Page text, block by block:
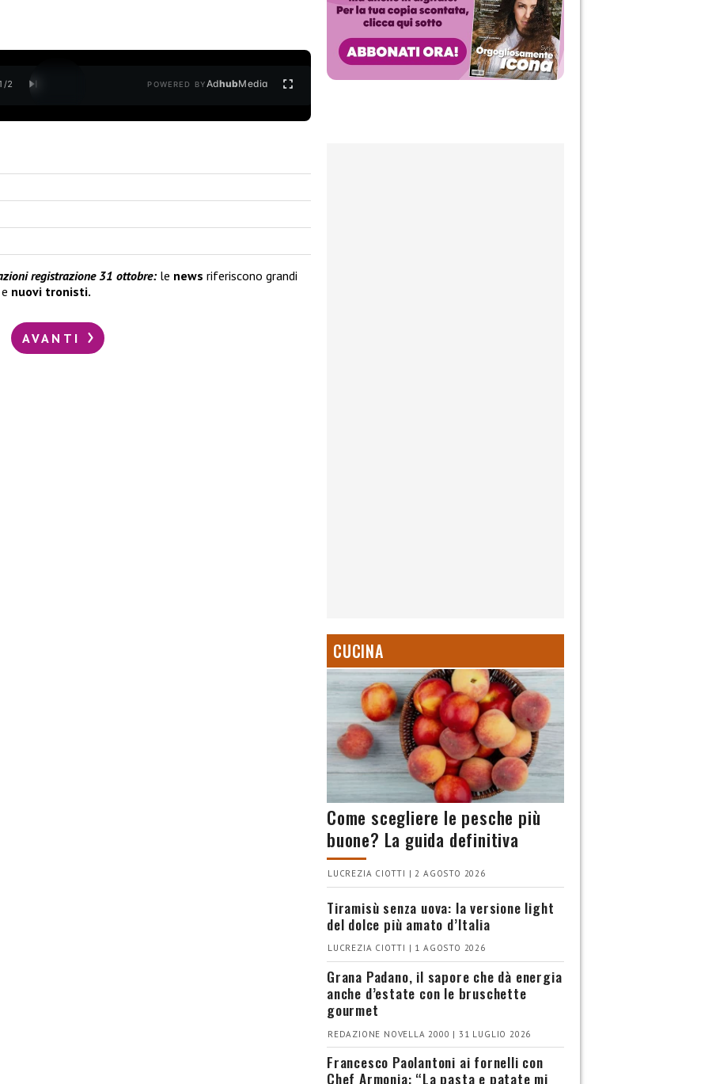
/2 POWERED BYAdhubMedia
registrazione 31 ottobre:le news riferiscono grandi
nuovi tronisti.
AVANTI
CUCINA
Come scegliere le pesche più
buone? La guida definitiva
LUCREZIA CIOTTI | 2 AGOSTO 2026
Tiramisù senza uova: la versione light
del dolce più amato d’Italia
LUCREZIA CIOTTI | 1 AGOSTO 2026
Grana Padano, il sapore che dà energia
anche d’estate con le bruschette
gourmet
REDAZIONE NOVELLA 2000 | 31 LUGLIO 2026
Francesco Paolantoni ai fornelli con
Chef Armonia: “La pasta e patate mi